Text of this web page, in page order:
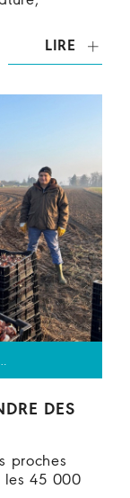
LIRE
DES
proches
les 45 000